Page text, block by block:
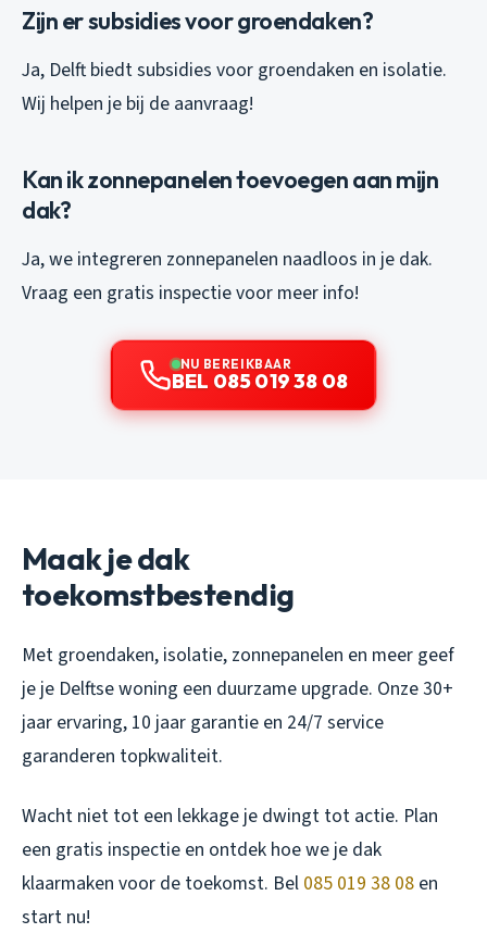
Zijn er subsidies voor groendaken?
Ja, Delft biedt subsidies voor groendaken en isolatie.
Wij helpen je bij de aanvraag!
Kan ik zonnepanelen toevoegen aan mijn
dak?
Ja, we integreren zonnepanelen naadloos in je dak.
Vraag een gratis inspectie voor meer info!
NU BEREIKBAAR
BEL 085 019 38 08
Maak je dak
toekomstbestendig
Met groendaken, isolatie, zonnepanelen en meer geef
je je Delftse woning een duurzame upgrade. Onze 30+
jaar ervaring, 10 jaar garantie en 24/7 service
garanderen topkwaliteit.
Wacht niet tot een lekkage je dwingt tot actie. Plan
een gratis inspectie en ontdek hoe we je dak
klaarmaken voor de toekomst. Bel 085 019 38 08 en
start nu!